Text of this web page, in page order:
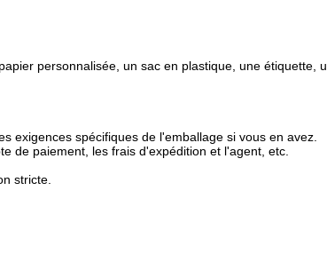
personnalisée, un sac en plastique, une étiquette,
exigences spécifiques de l'emballage si vous en avez.
de paiement, les frais d'expédition et l'agent, etc.
stricte.